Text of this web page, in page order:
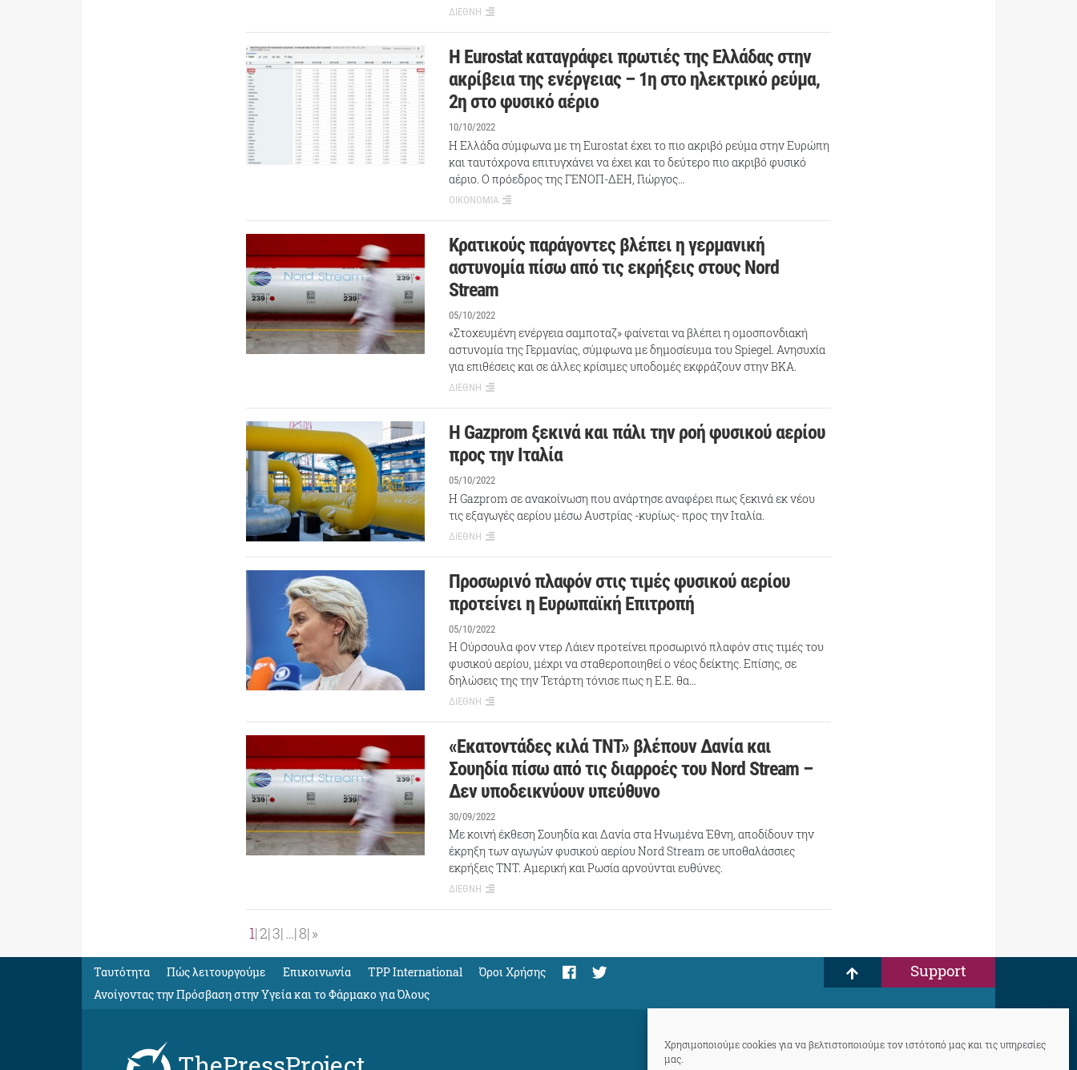
Χρησιμοποιούμε cookies για να βελτιστοποιούμε τον ιστότοπό μας και τις υπηρεσίες
μας.
ΔΙΕΘΝΗ
Η Eurostat καταγράφει πρωτιές της Ελλάδας στην
ακρίβεια της ενέργειας – 1η στο ηλεκτρικό ρεύμα,
2η στο φυσικό αέριο
10/10/2022
Η Ελλάδα σύμφωνα με τη Eurostat έχει το πιο ακριβό ρεύμα στην Ευρώπη
και ταυτόχρονα επιτυγχάνει να έχει και το δεύτερο πιο ακριβό φυσικό
αέριο. Ο πρόεδρος της ΓΕΝΟΠ-ΔΕΗ, Γιώργος…
ΟΙΚΟΝΟΜΙΑ
Κρατικούς παράγοντες βλέπει η γερμανική
αστυνομία πίσω από τις εκρήξεις στους Nord
Stream
05/10/2022
«Στοχευμένη ενέργεια σαμποταζ» φαίνεται να βλέπει η ομοσπονδιακή
αστυνομία της Γερμανίας, σύμφωνα με δημοσίευμα του Spiegel. Ανησυχία
για επιθέσεις και σε άλλες κρίσιμες υποδομές εκφράζουν στην ΒΚΑ.
ΔΙΕΘΝΗ
Η Gazprom ξεκινά και πάλι την ροή φυσικού αερίου
προς την Ιταλία
05/10/2022
Η Gazprom σε ανακοίνωση που ανάρτησε αναφέρει πως ξεκινά εκ νέου
τις εξαγωγές αερίου μέσω Αυστρίας -κυρίως- προς την Ιταλία.
ΔΙΕΘΝΗ
Προσωρινό πλαφόν στις τιμές φυσικού αερίου
προτείνει η Ευρωπαϊκή Επιτροπή
05/10/2022
Η Ούρσουλα φον ντερ Λάιεν προτείνει προσωρινό πλαφόν στις τιμές του
φυσικού αερίου, μέχρι να σταθεροποιηθεί ο νέος δείκτης. Επίσης, σε
δηλώσεις της την Τετάρτη τόνισε πως η Ε.Ε. θα…
ΔΙΕΘΝΗ
«Εκατοντάδες κιλά TNT» βλέπουν Δανία και
Σουηδία πίσω από τις διαρροές του Nord Stream –
Δεν υποδεικνύουν υπεύθυνο
30/09/2022
Με κοινή έκθεση Σουηδία και Δανία στα Ηνωμένα Έθνη, αποδίδουν την
έκρηξη των αγωγών φυσικού αερίου Nord Stream σε υποθαλάσσιες
εκρήξεις TNT. Αμερική και Ρωσία αρνούνται ευθύνες.
ΔΙΕΘΝΗ
1 2 3 … 8 »
Ταυτότητα Πώς λειτουργούμε Eπικοινωνία TPP International
Όροι Χρήσης
Ανοίγοντας την Πρόσβαση στην Υγεία και το Φάρμακο για Όλους
Support